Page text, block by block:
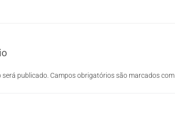
será publicado. Campos obrigatórios são marcados com